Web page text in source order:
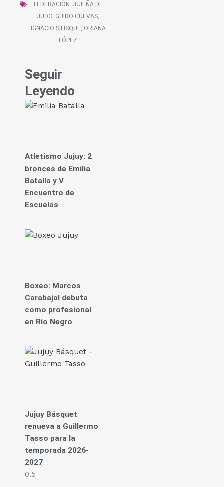
FEDERACIÓN JUJEÑA DE
JUDO, GUIDO CUEVAS,
IGNACIO SILISQUE, ORIANA
LÓPEZ
Seguir
Leyendo
Atletismo Jujuy: 2
bronces de Emilia
Batalla y V
Encuentro de
Escuelas
Boxeo: Marcos
Carabajal debuta
como profesional
en Río Negro
Jujuy Básquet
renueva a Guillermo
Tasso para la
temporada 2026-
2027